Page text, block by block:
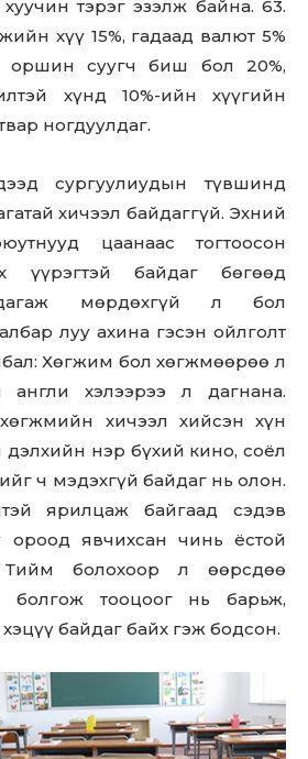
тэрэг эзэлж байна. 63.
хүү 15%, гадаад валют 5%
оршин суугч биш бол 20%,
хүнд 10%-ийн хүүгийн
ногдуулдаг.
сургуулиудын түвшинд
хичээл байдаггүй. Эхний
цаанаас тогтоосон
үүрэгтэй байдаг бөгөөд
мөрдөхгүй л бол
луу ахина гэсэн ойлголт
Хөгжим бол хөгжмөөрөө л
хэлээрээ л дагнана.
хичээл хийсэн хүн
нэр бүхий кино, соёл
ч мэдэхгүй байдаг нь олон.
ярилцаж байгаад сэдэв
ороод явчихсан чинь ёстой
Тийм болохоор л өөрсдөө
болгож тооцоог нь барьж,
байдаг байх гэж бодсон.